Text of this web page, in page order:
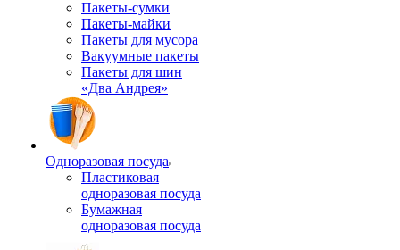
Пакеты-сумки
Пакеты-майки
Пакеты для мусора
Вакуумные пакеты
Пакеты для шин
«Два Андрея»
Одноразовая посуда
Пластиковая
одноразовая посуда
Бумажная
одноразовая посуда